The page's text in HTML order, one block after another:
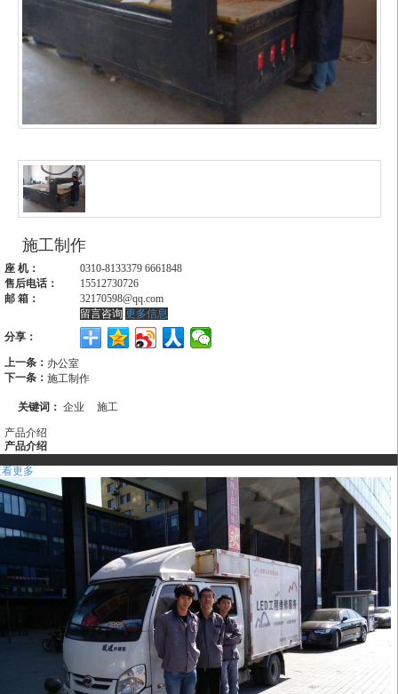
施工制作
座 机：
0310-8133379 6661848
售后电话：
15512730726
邮 箱：
32170598@qq.com
留言咨询 更多信息
分享：
上一条： 办公室
下一条： 施工制作
关键词： 企业 施工
产品介绍
产品介绍
更多